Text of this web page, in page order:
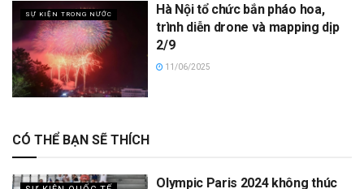
SỰ KIỆN TRONG NƯỚC
Hà Nội tổ chức bắn pháo hoa,
trình diễn drone và mapping dịp
2/9
11/06/2025
CÓ THỂ BẠN SẼ THÍCH
Olympic Paris 2024 không thúc